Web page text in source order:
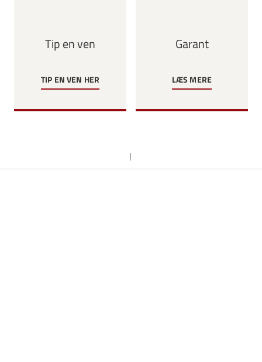
Tip en ven
TIP EN VEN HER
Garant
LÆS MERE